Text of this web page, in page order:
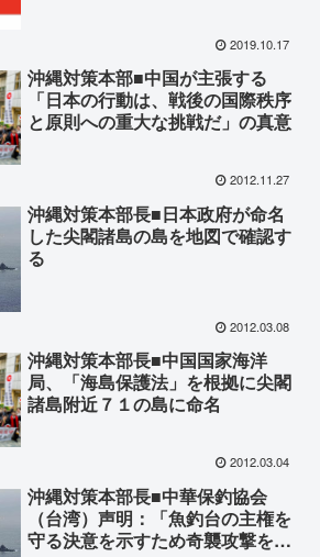
2019.10.17
沖縄対策本部■中国が主張する
「日本の行動は、戦後の国際秩序
と原則への重大な挑戦だ」の真意
2012.11.27
沖縄対策本部長■日本政府が命名
した尖閣諸島の島を地図で確認す
る
2012.03.08
沖縄対策本部長■中国国家海洋
局、「海島保護法」を根拠に尖閣
諸島附近７１の島に命名
2012.03.04
沖縄対策本部長■中華保釣協会
（台湾）声明：「魚釣台の主権を
守る決意を示すため奇襲攻撃を発